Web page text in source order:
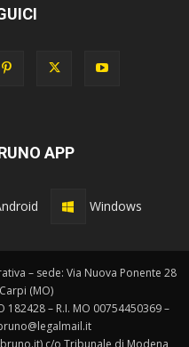
APP
Windows
– sede: Via Nuova Ponente 28
(MO)
182428 – R.I. MO 00754450369 –